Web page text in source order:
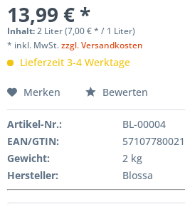
13,99 € *
Inhalt:2 Liter (7,00 € * / 1 Liter)
* inkl. MwSt.zzgl. Versandkosten
Lieferzeit 3-4 Werktage
Merken Bewerten
Artikel-Nr.:
BL-00004
EAN/GTIN:
Gewicht:
2 kg
Hersteller: Blossa